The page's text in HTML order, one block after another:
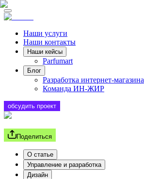
Наши услуги
Наши контакты
Наши кейсы
Parfumart
Блог
Разработка интернет-магазина
Команда ИН-ЖИР
обсудить проект
Поделиться
О статье
Управление и разработка
Дизайн